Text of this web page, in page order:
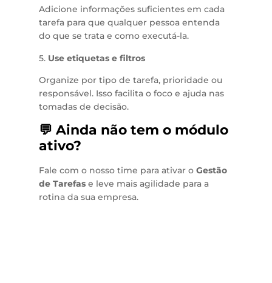
Adicione informações suficientes em cada
tarefa para que qualquer pessoa entenda
do que se trata e como executá-la.
5. Use etiquetas e filtros
Organize por tipo de tarefa, prioridade ou
responsável. Isso facilita o foco e ajuda nas
tomadas de decisão.
💬 Ainda não tem o módulo
ativo?
Fale com o nosso time para ativar o Gestão
de Tarefas e leve mais agilidade para a
rotina da sua empresa.